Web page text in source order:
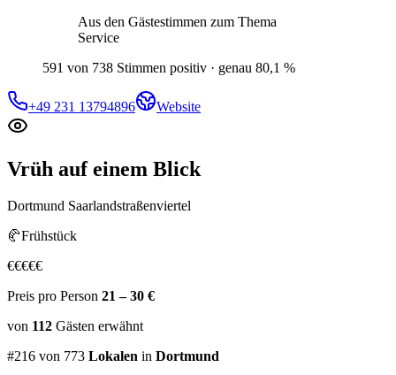
Aus den Gästestimmen zum Thema
Service
591 von 738 Stimmen positiv · genau 80,1 %
+49 231 13794896 Website
Vrüh auf einem Blick
Dortmund Saarlandstraßenviertel
🥐Frühstück
€€€€€
Preis pro Person 21 – 30 €
von 112 Gästen erwähnt
#216 von 773 Lokalen in Dortmund